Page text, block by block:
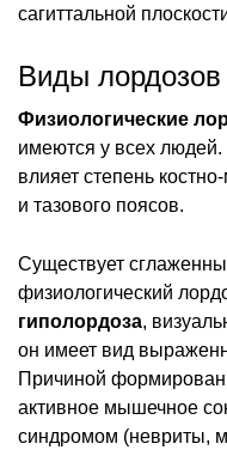
сагиттальной
Виды лордозов
Физиологические
имеются у всех
влияет степень
и тазового поясов.
Существует
физиологический
гиполордоза,
он имеет вид
Причиной
активное мышечное
синдромом (невриты,